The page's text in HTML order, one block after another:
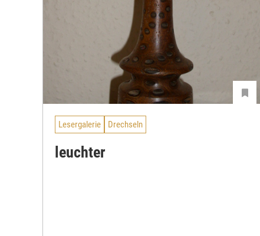
Lesergalerie Drechseln
leuchter